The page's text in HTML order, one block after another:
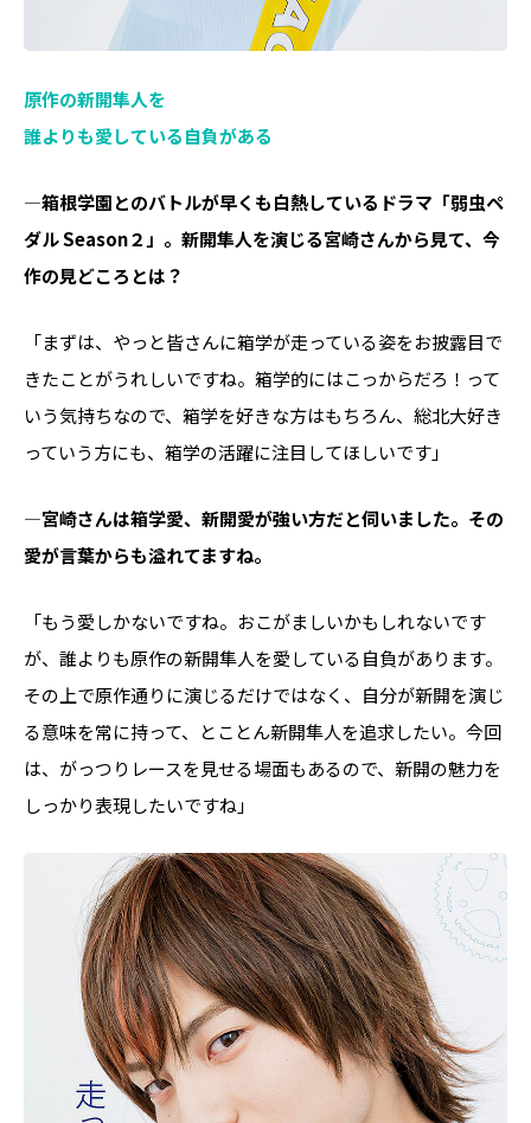
原作の新開隼人を
誰よりも愛している自負がある
―箱根学園とのバトルが早くも白熱しているドラマ「弱虫ペ
ダル Season２」。新開隼人を演じる宮崎さんから見て、今
作の見どころとは？
「まずは、やっと皆さんに箱学が走っている姿をお披露目で
きたことがうれしいですね。箱学的にはこっからだろ！って
いう気持ちなので、箱学を好きな方はもちろん、総北大好き
っていう方にも、箱学の活躍に注目してほしいです」
―宮崎さんは箱学愛、新開愛が強い方だと伺いました。その
愛が言葉からも溢れてますね。
「もう愛しかないですね。おこがましいかもしれないです
が、誰よりも原作の新開隼人を愛している自負があります。
その上で原作通りに演じるだけではなく、自分が新開を演じ
る意味を常に持って、とことん新開隼人を追求したい。今回
は、がっつりレースを見せる場面もあるので、新開の魅力を
しっかり表現したいですね」